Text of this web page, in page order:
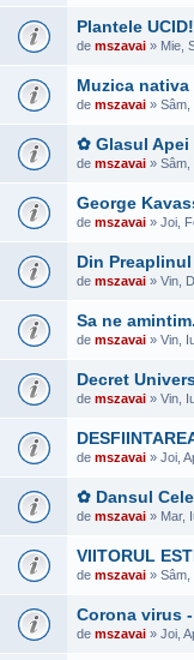
Plantele UCID!
de mszavai » Mie,
Muzica
de mszavai » Sâm,
✿ Glasul Apei
de mszavai » Sâm,
George
de mszavai » Joi,
Din
de mszavai » Vin,
Sa ne
de mszavai » Vin,
Decret
de mszavai » Vin,
de mszavai » Joi,
✿ Dansul
de mszavai » Mar,
VIITORUL
de mszavai » Sâm,
Corona virus -
de mszavai » Joi,